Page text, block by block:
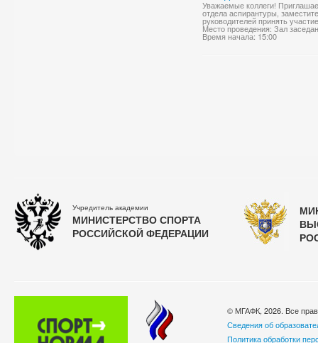
Уважаемые коллеги!
отдела аспирантуры,
руководителей принять
Место проведения: Зал
Время начала: 15:00
Учредитель академии
МИНИСТЕРСТВО СПОРТА
РОССИЙСКОЙ ФЕДЕРАЦИИ
© МГАФК, 2026. Все
Сведения об
Политика обработки